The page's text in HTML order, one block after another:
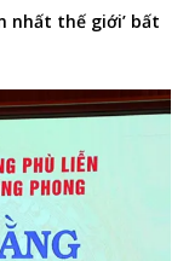
nhất thế giới’ bất